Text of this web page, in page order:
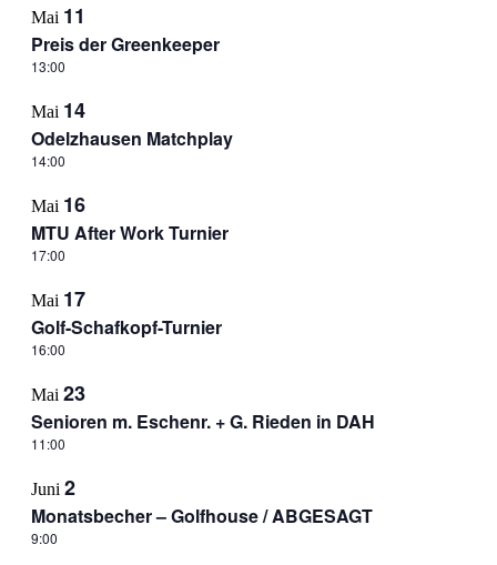
Mai 11
Preis der Greenkeeper
13:00
Mai 14
Odelzhausen Matchplay
14:00
Mai 16
MTU After Work Turnier
17:00
Mai 17
Golf-Schafkopf-Turnier
16:00
Mai 23
Senioren m. Eschenr. + G. Rieden in DAH
11:00
Juni 2
Monatsbecher – Golfhouse / ABGESAGT
9:00